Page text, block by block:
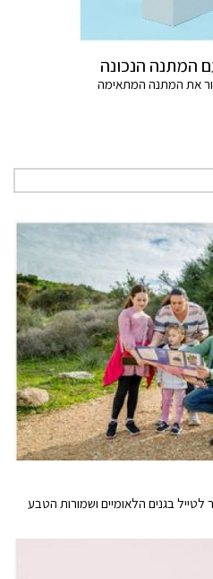
המתנה הנכונה
את המתנה המתאימה
בגנים הלאומיים ושמורות הטבע